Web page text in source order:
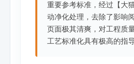
重要参考标准，经过【大
动净化处理，去除了影响
页面极其清爽，对工程质
工艺标准化具有极高的指导